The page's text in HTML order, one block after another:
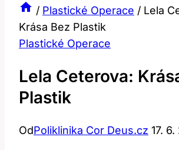
/ Plastické Operace / Lela
Krása Bez Plastik
Plastické Operace
Lela Ceterova:
Plastik
OdPoliklinika Cor Deus.cz 17.